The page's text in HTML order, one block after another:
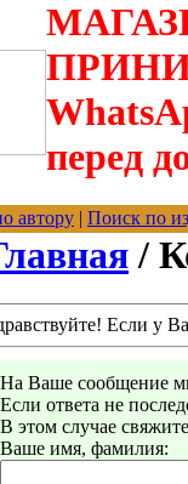
перед
автору | Поиск по
/
Если у
На Ваше сообщение
Если ответа не
В этом случае
Ваше имя, фамилия: